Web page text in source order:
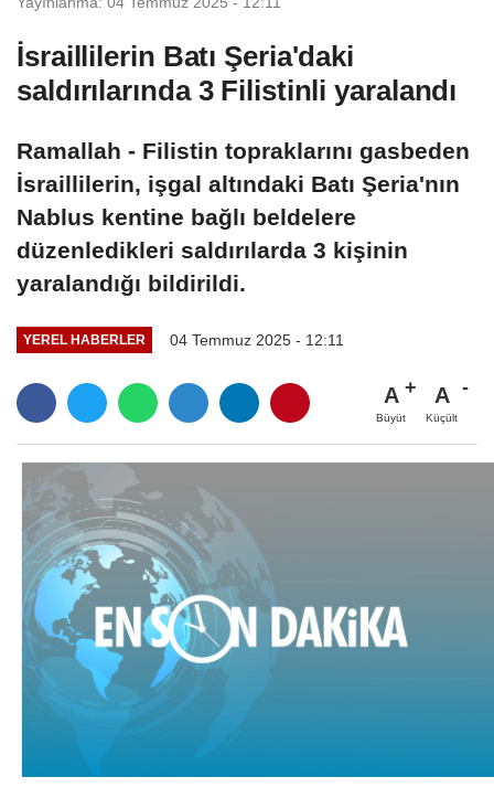
İsraillilerin Batı Şeria'daki
saldırılarında 3 Filistinli yaralandı
Ramallah - Filistin topraklarını gasbeden
İsraillilerin, işgal altındaki Batı Şeria'nın
Nablus kentine bağlı beldelere
düzenledikleri saldırılarda 3 kişinin
yaralandığı bildirildi.
YEREL HABERLER 04 Temmuz 2025 - 12:11
A
Büyüt
A
Küçült